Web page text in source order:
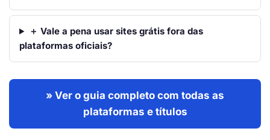
＋ Vale a pena usar sites grátis fora das
plataformas oficiais?
» Ver o guia completo com todas as
plataformas e títulos